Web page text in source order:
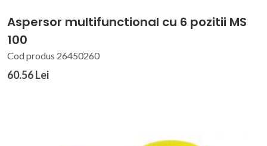
Aspersor multifunctional cu 6 pozitii MS
100
Cod produs 26450260
60.56 Lei